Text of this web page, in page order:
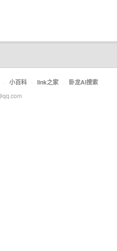
· 小百科 · link之家 · 卧龙AI搜索